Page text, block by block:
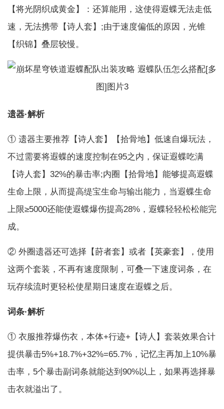
【将光阴织成黄金】：还算能用，这使得遐蝶无法走低
速，无法携带【诗人套】;由于速度偏低的原因，光锥
【织锦】叠层较慢。
遗器·解析
① 遗器主要推荐【诗人套】【拾骨地】低速自爆玩法，
不过需要将遐蝶的速度控制在95之内，保证遐蝶吃满
【诗人套】32%的暴击率;内圈【拾骨地】能够提高遐蝶
生命上限，从而提高缇宝生命与输出能力，当遐蝶生命
上限≥5000还能使遐蝶爆伤提高28%，遐蝶轻轻松松能完
成。
② 外圈遗器还可选择【莳者套】或者【英豪套】，使用
这两个套装，不再有速度限制，可叠一下速度词条，在
玩存续流时更轻松使星期日速度在遐蝶之后。
词条·解析
① 衣服推荐爆伤衣，本体+行迹+【诗人】套装效果合计
提供暴击5%+18.7%+32%=65.7%，记忆主再加上10%暴
击率，5个暴击副词条就能达到90%以上，如果再选择暴
击衣就溢出了。